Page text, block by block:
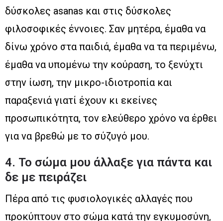
δύσκολες asanas και στις δύσκολες
φιλοσοφικές έννοιες. Σαν μητέρα, έμαθα να
δίνω χρόνο στα παιδιά, έμαθα να τα περιμένω,
έμαθα να υπομένω την κούραση, το ξενύχτι
στην ίωση, την μικρο-ιδιοτροπία και
παραξενιά γιατί έχουν κι εκείνες
προσωπικότητα, τον ελεύθερο χρόνο να έρθει
για να βρεθώ με το σύζυγό μου.
4. Το σώμα μου άλλαξε για πάντα και
δε με πειράζει
Πέρα από τις φυσιολογικές αλλαγές που
προκύπτουν στο σώμα κατά την εγκυμοσύνη,